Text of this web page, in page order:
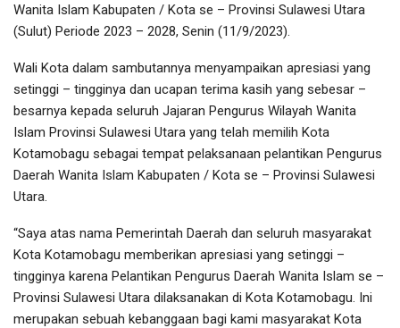
Wanita Islam Kabupaten / Kota se – Provinsi Sulawesi Utara
(Sulut) Periode 2023 – 2028, Senin (11/9/2023).
Wali Kota dalam sambutannya menyampaikan apresiasi yang
setinggi – tingginya dan ucapan terima kasih yang sebesar –
besarnya kepada seluruh Jajaran Pengurus Wilayah Wanita
Islam Provinsi Sulawesi Utara yang telah memilih Kota
Kotamobagu sebagai tempat pelaksanaan pelantikan Pengurus
Daerah Wanita Islam Kabupaten / Kota se – Provinsi Sulawesi
Utara.
“Saya atas nama Pemerintah Daerah dan seluruh masyarakat
Kota Kotamobagu memberikan apresiasi yang setinggi –
tingginya karena Pelantikan Pengurus Daerah Wanita Islam se –
Provinsi Sulawesi Utara dilaksanakan di Kota Kotamobagu. Ini
merupakan sebuah kebanggaan bagi kami masyarakat Kota